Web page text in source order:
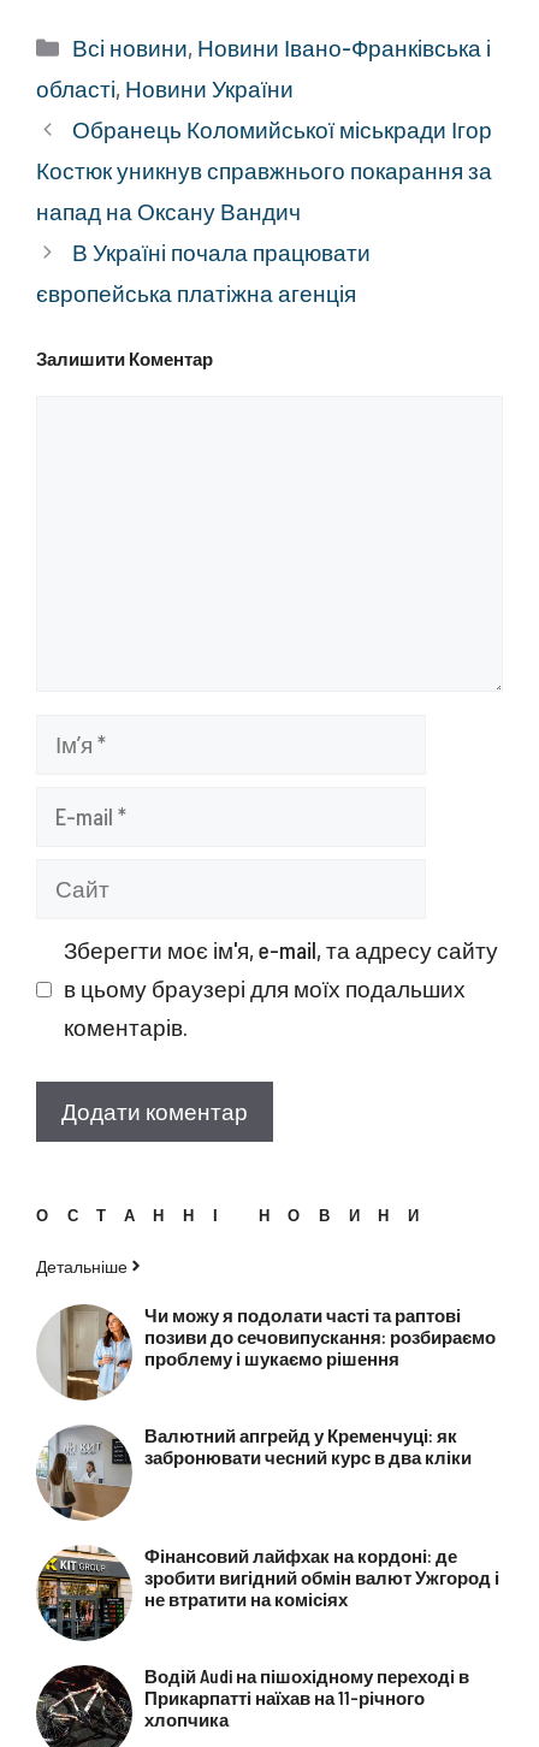
Категорії
Всі новини, Новини Івано-Франківська і
області, Новини України
Обранець Коломийської міськради Ігор
Костюк уникнув справжнього покарання за
напад на Оксану Вандич
В Україні почала працювати
європейська платіжна агенція
Залишити Коментар
Ім’я
Сайт
Зберегти моє ім'я, e-mail, та адресу сайту
в цьому браузері для моїх подальших
коментарів.
ОСТАННІ НОВИНИ
Детальніше
Чи можу я подолати часті та раптові
позиви до сечовипускання: розбираємо
проблему і шукаємо рішення
Валютний апгрейд у Кременчуці: як
забронювати чесний курс в два кліки
Фінансовий лайфхак на кордоні: де
зробити вигідний обмін валют Ужгород і
не втратити на комісіях
Водій Audi на пішохідному переході в
Прикарпатті наїхав на 11-річного
хлопчика